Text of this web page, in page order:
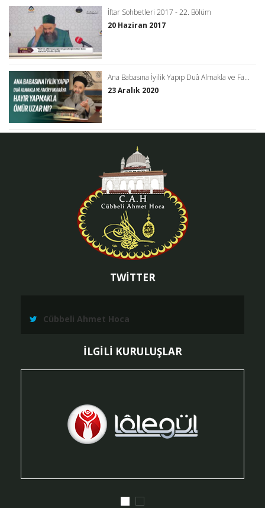
İftar Sohbetleri 2017 - 22. Bölüm
20 Haziran 2017
Ana Babasına İyilik Yapıp Duâ Almakla ve Fa...
23 Aralık 2020
TWİTTER
Cübbeli Ahmet Hoca
İLGİLİ KURULUŞLAR